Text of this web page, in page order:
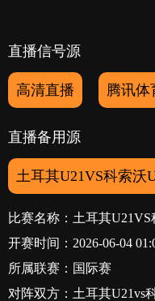
直播信号源
高清直播 腾讯体
直播备用源
土耳其U21VS科索沃
比赛名称：土耳其
开赛时间：2026-06-04
所属联赛： 国际赛
对阵双方：土耳其U21vs